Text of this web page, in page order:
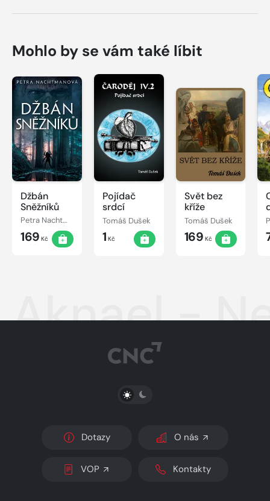
Mohlo by se vám také líbit
Džbán
Sněžníků
Petra Nachtmanová
169 Kč
Pojídač
srdcí
Tomáš Dušek
1 Kč
Svět bez
kříže
Tomáš Dušek
169 Kč
Aknael -
PŘEPNOUT SVĚTLÝ/TMAVÝ REŽIM
Dotazy O nás
VOP Kontakty